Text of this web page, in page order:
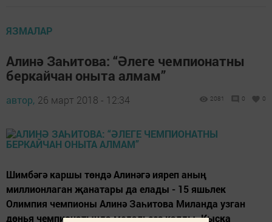
ЯЗМАЛАР
Алинә Заһитова: “Әлеге чемпионатны
беркайчан оныта алмам”
автор, 26 март 2018 - 12:34 2081 0 0
Шимбәгә каршы төндә Алинәгә ияреп аның
миллионлаган җанатары да елады - 15 яшьлек
Олимпия чемпионы Алинә Заһитова Миланда узган
дөнья чемпионатында медальсез калды. Кыска